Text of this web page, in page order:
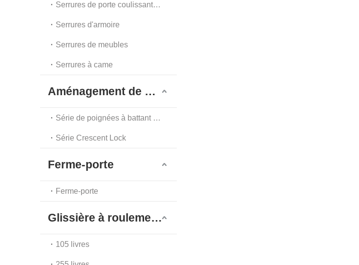
Serrures de porte coulissante en verre
Serrures d'armoire
Serrures de meubles
Serrures à came
Aménagement de meubles
Série de poignées à battant à point unique
Série Crescent Lock
Ferme-porte
Ferme-porte
Glissière à roulement à billes
105 livres